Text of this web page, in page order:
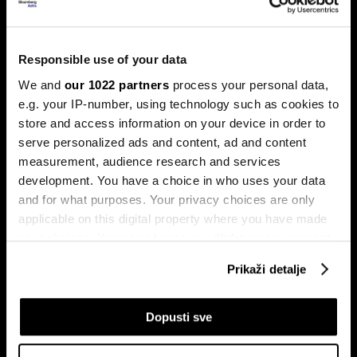
Responsible use of your data
We and our 1022 partners process your personal data,
e.g. your IP-number, using technology such as cookies to
store and access information on your device in order to
serve personalized ads and content, ad and content
measurement, audience research and services
development. You have a choice in who uses your data
and for what purposes. Your privacy choices are only
applicable on this digital property where you have made
your choices. You can change or withdraw your consent
If you allow, we would also like to:
Collect information about your geographical
Prikaži detalje
Dopusti sve
Trump protiv Castra: Meta postaje
porodice Castro
Sukob oko Kube je sukob oko tri četvrtine ekonomije pod
okriljem koncerna Gaesa.
Može li Donald Trump okončati
rat prije kraja mandata